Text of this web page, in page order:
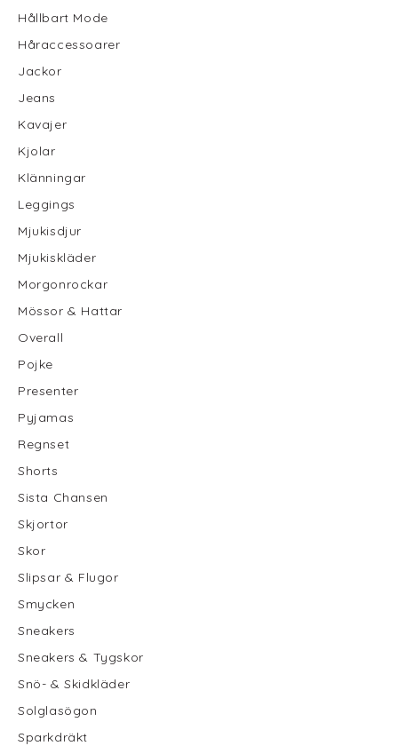
Hållbart Mode
Håraccessoarer
Jackor
Jeans
Kavajer
Kjolar
Klänningar
Leggings
Mjukisdjur
Mjukiskläder
Morgonrockar
Mössor & Hattar
Overall
Pojke
Presenter
Pyjamas
Regnset
Shorts
Sista Chansen
Skjortor
Skor
Slipsar & Flugor
Smycken
Sneakers
Sneakers & Tygskor
Snö- & Skidkläder
Solglasögon
Sparkdräkt